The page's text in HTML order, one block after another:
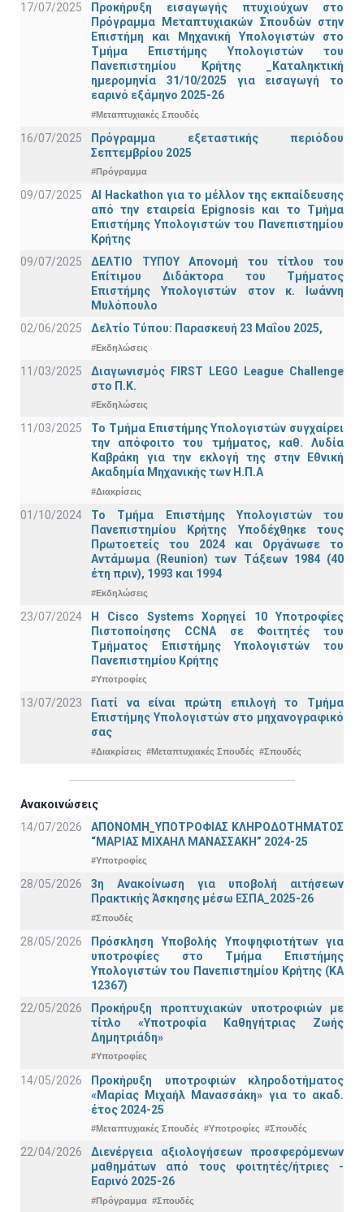
17/07/2025
Προκήρυξη εισαγωγής πτυχιούχων στo
Πρόγραμμα Μεταπτυχιακών Σπουδών στην
Επιστήμη και Μηχανική Υπολογιστών στο
Τμήμα Eπιστήμης Υπολογιστών του
Πανεπιστημίου Κρήτης _Καταληκτική
ημερομηνία 31/10/2025 για εισαγωγή το
εαρινό εξάμηνο 2025-26
#Μεταπτυχιακές Σπουδές
16/07/2025
Πρόγραμμα εξεταστικής περιόδου
Σεπτεμβρίου 2025
#Πρόγραμμα
09/07/2025
AI Hackathon για το μέλλον της εκπαίδευσης
από την εταιρεία Epignosis και το Τμήμα
Επιστήμης Υπολογιστών του Πανεπιστημίου
Κρήτης
09/07/2025
ΔΕΛΤΙΟ ΤΥΠΟΥ Απονομή του τίτλου του
Επίτιμου Διδάκτορα του Τμήματος
Επιστήμης Υπολογιστών στον κ. Ιωάννη
Μυλόπουλο
02/06/2025
Δελτίο Τύπου: Παρασκευή 23 Μαΐου 2025,
#Εκδηλώσεις
11/03/2025
Διαγωνισμός FIRST LEGO League Challenge
στο Π.Κ.
#Εκδηλώσεις
11/03/2025
Το Τμήμα Επιστήμης Υπολογιστών συγχαίρει
την απόφοιτο του τμήματος, καθ. Λυδία
Καβράκη για την εκλογή της στην Εθνική
Ακαδημία Μηχανικής των Η.Π.Α
#Διακρίσεις
01/10/2024
Το Τμήμα Επιστήμης Υπολογιστών του
Πανεπιστημίου Κρήτης Υποδέχθηκε τους
Πρωτοετείς του 2024 και Οργάνωσε το
Αντάμωμα (Reunion) των Τάξεων 1984 (40
έτη πριν), 1993 και 1994
#Εκδηλώσεις
23/07/2024
Η Cisco Systems Χορηγεί 10 Υποτροφίες
Πιστοποίησης CCNA σε Φοιτητές του
Τμήματος Επιστήμης Υπολογιστών του
Πανεπιστημίου Κρήτης
#Υποτροφίες
13/07/2023
Γιατί να είναι πρώτη επιλογή το Τμήμα
Επιστήμης Υπολογιστών στο μηχανογραφικό
σας
#Διακρίσεις #Μεταπτυχιακές Σπουδές #Σπουδές
Ανακοινώσεις
14/07/2026
ΑΠΟΝΟΜΗ_ΥΠΟΤΡΟΦΙΑΣ ΚΛΗΡΟΔΟΤΗΜΑΤΟΣ
“ΜΑΡΙΑΣ ΜΙΧΑΗΛ ΜΑΝΑΣΣΑΚΗ” 2024-25
#Υποτροφίες
28/05/2026
3η Ανακοίνωση για υποβολή αιτήσεων
Πρακτικής Άσκησης μέσω ΕΣΠΑ_2025-26
#Σπουδές
28/05/2026
Πρόσκληση Υποβολής Υποψηφιοτήτων για
υποτροφίες στο Τμήμα Επιστήμης
Υπολογιστών του Πανεπιστημίου Κρήτης (ΚΑ
12367)
22/05/2026
Προκήρυξη προπτυχιακών υποτροφιών με
τίτλο «Υποτροφία Καθηγήτριας Ζωής
Δημητριάδη»
#Υποτροφίες
14/05/2026
Προκήρυξη υποτροφιών κληροδοτήματος
«Μαρίας Μιχαήλ Μανασσάκη» για το ακαδ.
έτος 2024-25
#Μεταπτυχιακές Σπουδές #Υποτροφίες #Σπουδές
22/04/2026
Διενέργεια αξιολογήσεων προσφερόμενων
μαθημάτων από τους φοιτητές/ήτριες -
Εαρινό 2025-26
#Πρόγραμμα #Σπουδές